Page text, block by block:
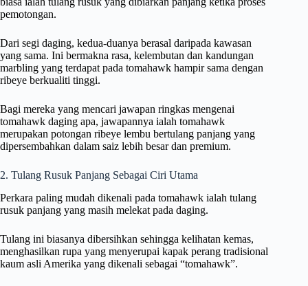
pemotongan.
Dari segi daging, kedua-duanya berasal daripada kawasan
yang sama. Ini bermakna rasa, kelembutan dan kandungan
marbling yang terdapat pada tomahawk hampir sama dengan
ribeye berkualiti tinggi.
Bagi mereka yang mencari jawapan ringkas mengenai
tomahawk daging apa, jawapannya ialah tomahawk
merupakan potongan ribeye lembu bertulang panjang yang
dipersembahkan dalam saiz lebih besar dan premium.
2. Tulang Rusuk Panjang Sebagai Ciri Utama
Perkara paling mudah dikenali pada tomahawk ialah tulang
rusuk panjang yang masih melekat pada daging.
Tulang ini biasanya dibersihkan sehingga kelihatan kemas,
menghasilkan rupa yang menyerupai kapak perang tradisional
kaum asli Amerika yang dikenali sebagai “tomahawk”.